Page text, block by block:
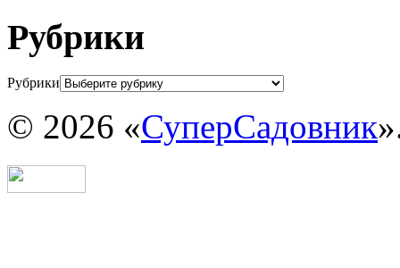
Рубрики
Рубрики
© 2026 «СуперСадовник